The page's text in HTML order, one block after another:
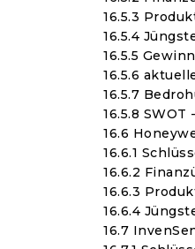
16.5.3
16.5.4
16.5.5
16.5.6
16.5.7
16.5.8 SWOT
16.6
16.6.1
16.6.2
16.6.3
16.6.4
16.7